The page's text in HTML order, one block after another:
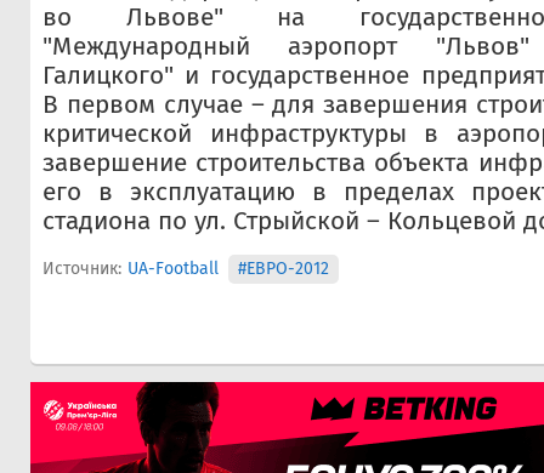
во Львове" на
"Международный аэропорт
Галицкого" и государственное
В первом случае – для завершения
критической инфраструктуры в
завершение строительства объекта
его в эксплуатацию в пределах
стадиона по ул. Стрыйской – Кольцевой
Источник: UA-Football #ЕВРО-2012